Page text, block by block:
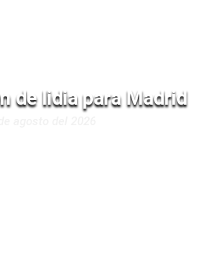
de lidia para Madrid